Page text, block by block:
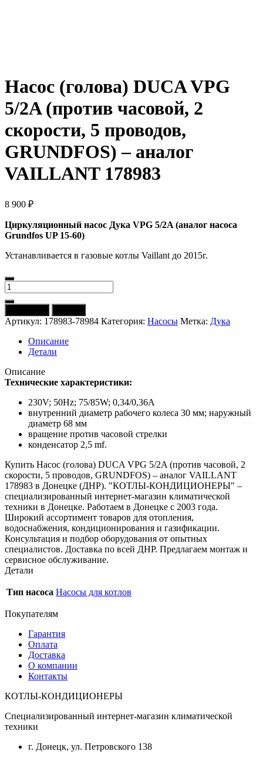
Насос (голова) DUCA VPG
5/2A (против часовой, 2
скорости, 5 проводов,
GRUNDFOS) – аналог
VAILLANT 178983
8 900 ₽
Циркуляционный насос Дука VPG 5/2A (аналог насоса
Grundfos UP 15-60)
Устанавливается в газовые котлы Vaillant до 2015г.
Количество
товара
Насос
(голова)
DUCA
VPG
5/2A
(против
часовой,
2
проводов,
GRUNDFOS)
аналог
178983
Артикул: 178983-78984 Категория: Насосы Метка: Дука
Описание
Детали
Описание
Технические характеристики:
230V; 50Hz; 75/85W; 0,34/0,36A
внутренний диаметр рабочего колеса 30 мм; наружный
диаметр 68 мм
вращение против часовой стрелки
конденсатор 2,5 mf.
Купить Насос (голова) DUCA VPG 5/2A (против часовой, 2
скорости, 5 проводов, GRUNDFOS) – аналог VAILLANT
178983 в Донецке (ДНР). "КОТЛЫ-КОНДИЦИОНЕРЫ" –
специализированный интернет-магазин климатической
техники в Донецке. Работаем в Донецке с 2003 года.
Широкий ассортимент товаров для отопления,
водоснабжения, кондиционирования и газификации.
Консультация и подбор оборудования от опытных
специалистов. Доставка по всей ДНР. Предлагаем монтаж и
сервисное обслуживание.
Детали
Тип насоса Насосы для котлов
Покупателям
Гарантия
Оплата
Доставка
О компании
Контакты
КОТЛЫ-КОНДИЦИОНЕРЫ
Специализированный интернет-магазин климатической
техники
г. Донецк, ул. Петровского 138